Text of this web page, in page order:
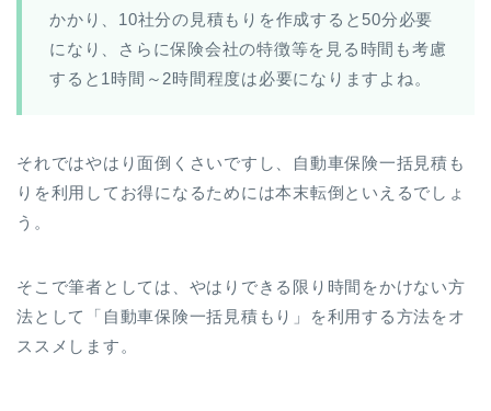
かかり、10社分の見積もりを作成すると50分必要
になり、さらに保険会社の特徴等を見る時間も考慮
すると1時間～2時間程度は必要になりますよね。
それではやはり面倒くさいですし、自動車保険一括見積も
りを利用してお得になるためには本末転倒といえるでしょ
う。
そこで筆者としては、やはりできる限り時間をかけない方
法として「自動車保険一括見積もり」を利用する方法をオ
ススメします。